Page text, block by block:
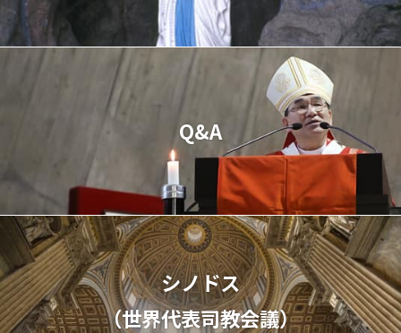
Q&A
シノドス
（世界代表司教会議）